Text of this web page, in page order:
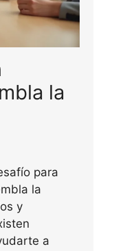
la
para
la
y
a